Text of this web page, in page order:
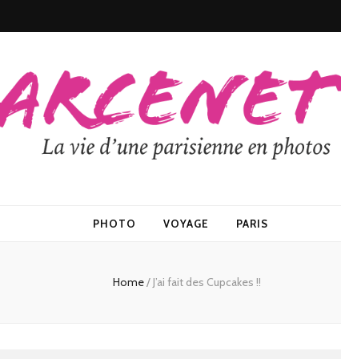
PHOTO VOYAGE PARIS
Home/J’ai fait des Cupcakes !!